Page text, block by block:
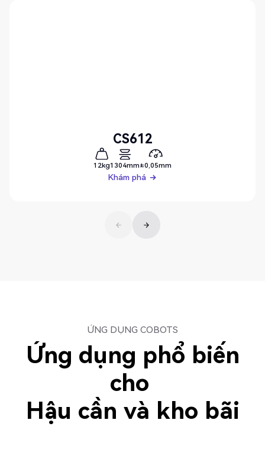
CS612
12kg1304mm±0,05mm
Khám phá
ỨNG DỤNG COBOTS
Ứng dụng phổ biến
cho
Hậu cần và kho bãi